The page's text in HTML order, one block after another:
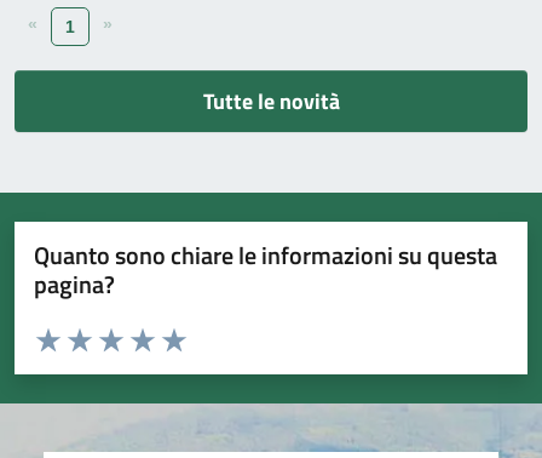
« 1 »
Tutte le novità
Quanto sono chiare le informazioni su questa
pagina?
Valuta da 1 a 5 stelle la pagina
Valuta 5 stelle su 5
Valuta 4 stelle su 5
Valuta 3 stelle su 5
Valuta 2 stelle su 5
Valuta 1 stelle su 5